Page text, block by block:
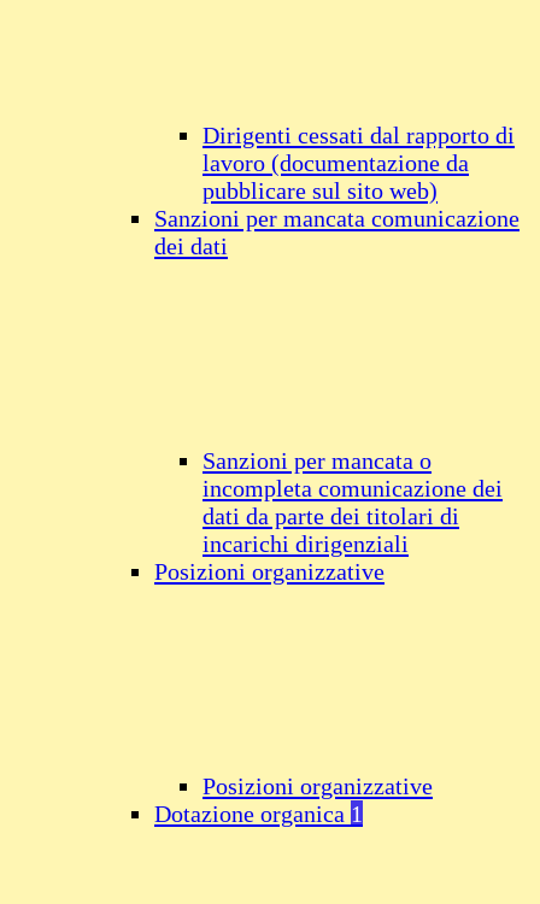
Dirigenti cessati dal rapporto di
lavoro (documentazione da
pubblicare sul sito web)
Sanzioni per mancata comunicazione
dei dati
Sanzioni per mancata o
incompleta comunicazione dei
dati da parte dei titolari di
incarichi dirigenziali
Posizioni organizzative
Posizioni organizzative
Dotazione organica 1